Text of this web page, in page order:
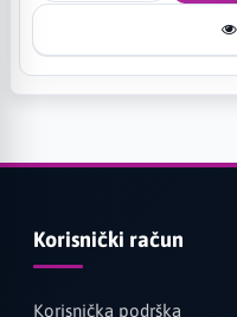
Korisnički račun
Korisnička podrška